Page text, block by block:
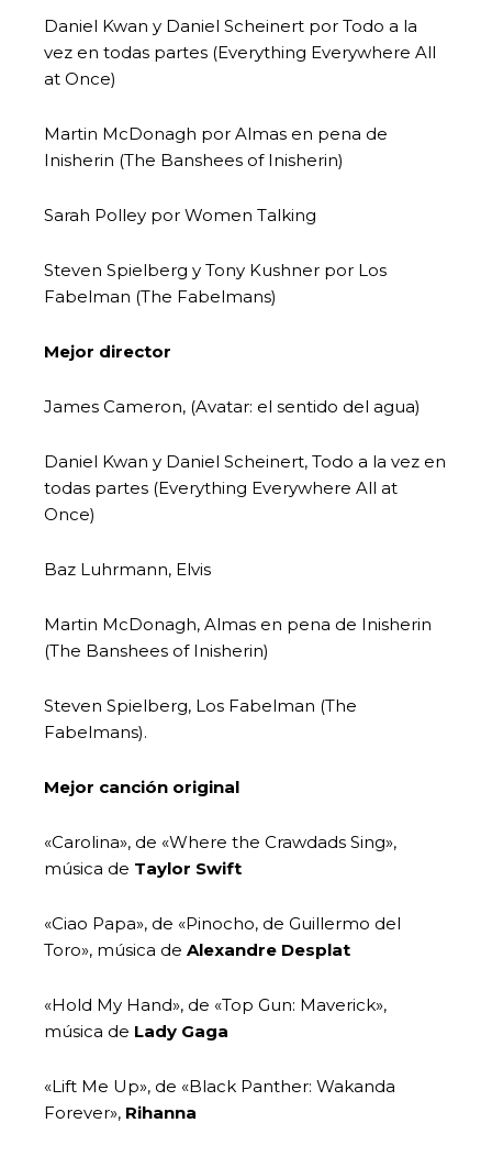
Daniel Kwan y Daniel Scheinert por Todo a la
vez en todas partes (Everything Everywhere All
at Once)
Martin McDonagh por Almas en pena de
Inisherin (The Banshees of Inisherin)
Sarah Polley por Women Talking
Steven Spielberg y Tony Kushner por Los
Fabelman (The Fabelmans)
Mejor director
James Cameron, (Avatar: el sentido del agua)
Daniel Kwan y Daniel Scheinert, Todo a la vez en
todas partes (Everything Everywhere All at
Once)
Baz Luhrmann, Elvis
Martin McDonagh, Almas en pena de Inisherin
(The Banshees of Inisherin)
Steven Spielberg, Los Fabelman (The
Fabelmans).
Mejor canción original
«Carolina», de «Where the Crawdads Sing»,
música de Taylor Swift
«Ciao Papa», de «Pinocho, de Guillermo del
Toro», música de Alexandre Desplat
«Hold My Hand», de «Top Gun: Maverick»,
música de Lady Gaga
«Lift Me Up», de «Black Panther: Wakanda
Forever», Rihanna